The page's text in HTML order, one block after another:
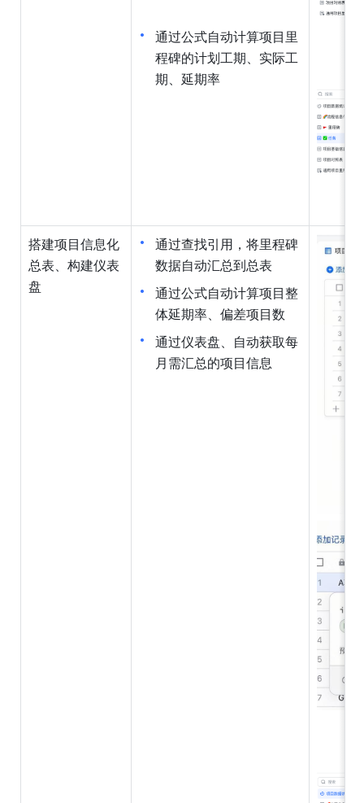
通过公式自动计算项目里
程碑的计划工期、实际工
期、延期率
搭建项目信息化
总表、构建仪表
盘
通过查找引用，将里程碑
数据自动汇总到总表
通过公式自动计算项目整
体延期率、偏差项目数
通过仪表盘、自动获取每
月需汇总的项目信息